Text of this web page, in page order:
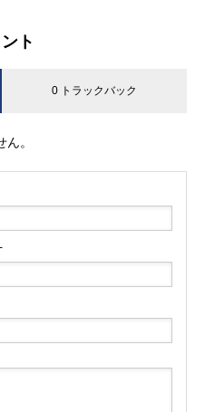
ト
0 トラックバック
。